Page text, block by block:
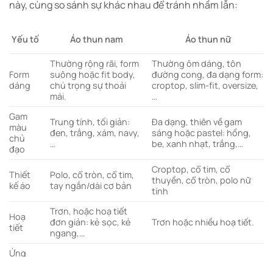
này, cùng so sánh sự khác nhau để tránh nhầm lẫn:
Yếu tố Áo thun nam Áo thun nữ
Form
dáng
Thường rộng rãi, form
suông hoặc fit body,
chú trọng sự thoải
mái.
Thường ôm dáng, tôn
đường cong, đa dạng form:
croptop, slim-fit, oversize,
…
Gam
màu
chủ
đạo
Trung tính, tối giản:
đen, trắng, xám, navy,
…
Đa dạng, thiên về gam
sáng hoặc pastel: hồng,
be, xanh nhạt, trắng,…
Thiết
kế áo
Polo, cổ tròn, cổ tim,
tay ngắn/dài cơ bản
Croptop, cổ tim, cổ
thuyền, cổ tròn, polo nữ
tính
Hoạ
tiết
Trơn, hoặc hoạ tiết
đơn giản: kẻ sọc, kẻ
ngang,…
Trơn hoặc nhiều hoạ tiết.
Ứng